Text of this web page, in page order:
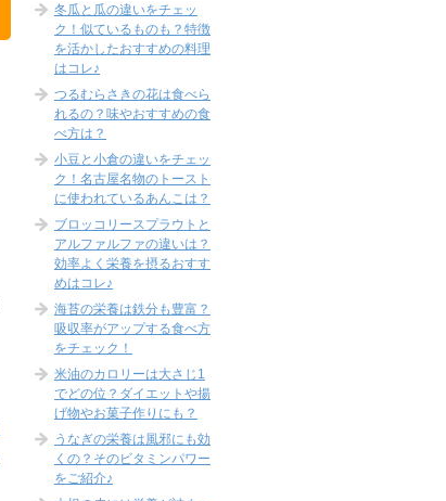
冬瓜と瓜の違いをチェッ
ク！似ているものも？特徴
を活かしたおすすめの料理
はコレ♪
つるむらさきの花は食べら
れるの？味やおすすめの食
べ方は？
小豆と小倉の違いをチェッ
ク！名古屋名物のトースト
に使われているあんこは？
ブロッコリースプラウトと
アルファルファの違いは？
効率よく栄養を摂るおすす
めはコレ♪
海苔の栄養は鉄分も豊富？
吸収率がアップする食べ方
をチェック！
米油のカロリーは大さじ1
でどの位？ダイエットや揚
げ物やお菓子作りにも？
うなぎの栄養は風邪にも効
くの？そのビタミンパワー
をご紹介♪